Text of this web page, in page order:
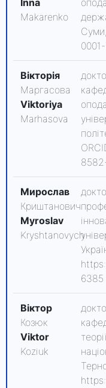
Inna
Makarenko
Вікторія
Маргасова
Viktoriya
Marhasova
Мирослав
Криштанович
Myroslav
Kryshtanovych
6385
Віктор
Козюк
Viktor
Koziuk